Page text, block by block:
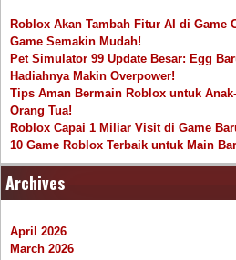
Roblox Akan Tambah Fitur AI di Game
Game Semakin Mudah!
Pet Simulator 99 Update Besar: Egg
Hadiahnya Makin Overpower!
Tips Aman Bermain Roblox untuk
Orang Tua!
Roblox Capai 1 Miliar Visit di Game
10 Game Roblox Terbaik untuk Main
Archives
April 2026
March 2026